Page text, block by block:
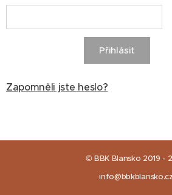
Přihlásit
Zapomněli jste heslo?
© BBK Blansko 2019 -
info@bbkblansko.cz